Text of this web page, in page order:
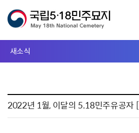
새소식
2022년 1월, 이달의 5.18민주유공자